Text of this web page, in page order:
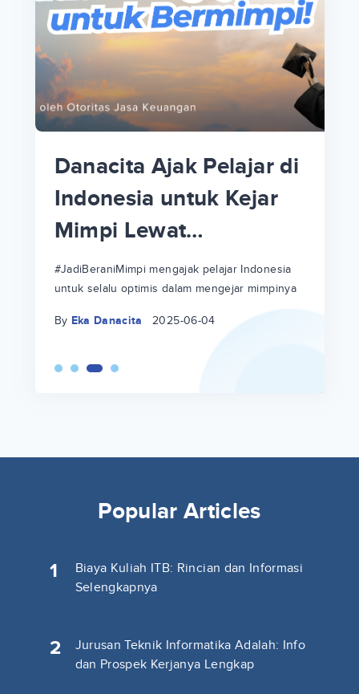
Danacita Ajak Pelajar di
Indonesia untuk Kejar
Mimpi Lewat
#JadiBeraniMimpi
#JadiBeraniMimpi mengajak pelajar Indonesia
untuk selalu optimis dalam mengejar mimpinya
By Eka Danacita 2025-06-04
Popular Articles
1
Biaya Kuliah ITB: Rincian dan Informasi
Selengkapnya
2
Jurusan Teknik Informatika Adalah: Info
dan Prospek Kerjanya Lengkap